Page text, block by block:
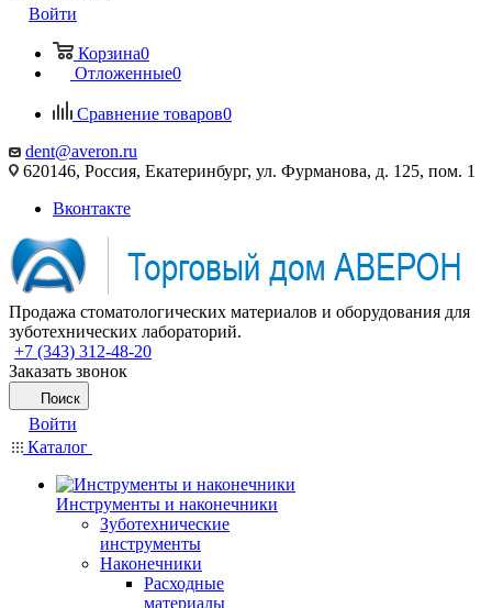
Войти
Корзина0
Отложенные0
Сравнение товаров0
dent@averon.ru
620146, Россия, Екатеринбург, ул. Фурманова, д. 125, пом. 1
Вконтакте
Продажа стоматологических материалов и оборудования для
зуботехнических лабораторий.
+7 (343) 312-48-20
Заказать звонок
Поиск
Войти
Каталог
Инструменты и наконечники
Зуботехнические
инструменты
Наконечники
Расходные
материалы